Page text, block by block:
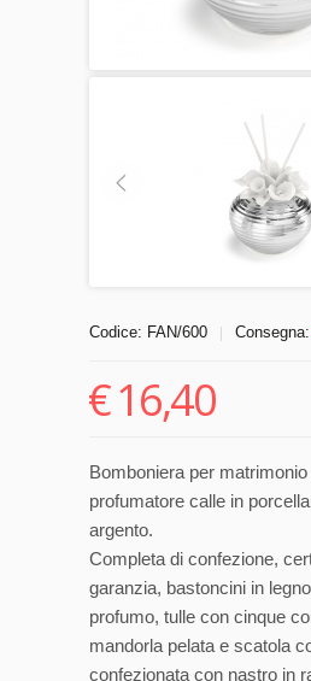
Codice: FAN/600 Consegna:
€16,40
Bomboniera per
profumatore calle in
argento.
Completa di confezione,
garanzia, bastoncini in
profumo, tulle con cinque
mandorla pelata e scatola
confezionata con nastro in